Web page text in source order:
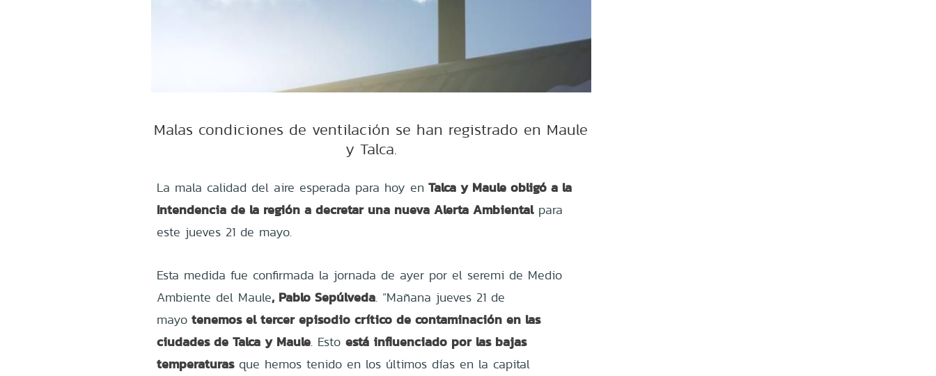
Malas condiciones de ventilación se han registrado en Maule
y Talca.
La mala calidad del aire esperada para hoy en Talca y Maule obligó a la
Intendencia de la región a decretar una nueva Alerta Ambiental para
este jueves 21 de mayo.
Esta medida fue confirmada la jornada de ayer por el seremi de Medio
Ambiente del Maule, Pablo Sepúlveda. “Mañana jueves 21 de
mayo tenemos el tercer episodio crítico de contaminación en las
ciudades de Talca y Maule. Esto está influenciado por las bajas
temperaturas que hemos tenido en los últimos días en la capital